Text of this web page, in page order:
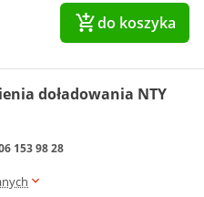
do koszyka
doładowania NTY
153 98 28